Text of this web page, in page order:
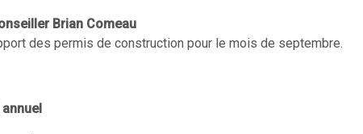
Brian Comeau
des permis de construction pour le mois de septembre.